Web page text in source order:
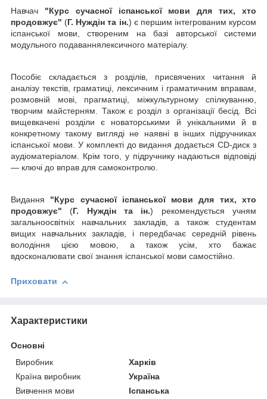
Навчач "Курс сучасної іспанської мови для тих, хто
продовжує" (Г. Нуждін та ін.) є першим інтегрованим курсом
іспанської мови, створеним на базі авторської системи
модульного подаваннялексичного матеріалу.
Пособіє складається з розділів, присвячених читання й
аналізу текстів, граматиці, лексичним і граматичним вправам,
розмовній мові, прагматиці, міжкультурному спілкуванню,
творчим майстерням. Також є розділ з організації бесід. Всі
вищевкачені розділи є новаторськими й унікальними й в
конкретному такому вигляді не наявні в інших підручниках
іспанської мови. У комплекті до видання додається CD-диск з
аудіоматеріалом. Крім того, у підручнику надаються відповіді
— ключі до вправ для самоконтролю.
Видання "Курс сучасної іспанської мови для тих, хто
продовжує" (Г. Нуждін та ін.) рекомендується учням
загальноосвітніх навчальних закладів, а також студентам
вищих навчальних закладів, і передбачає середній рівень
володіння цією мовою, а також усім, хто бажає
вдосконалювати свої знання іспанської мови самостійно.
Приховати
Характеристики
Основні
Виробник
Харків
Країна виробник
Україна
Вивчення мови
Іспанська